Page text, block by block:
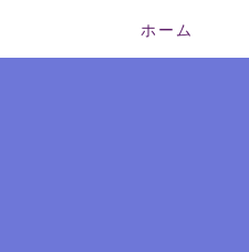
ホーム